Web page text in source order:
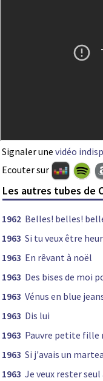
Signaler une vidéo
Ecouter sur
Les autres tubes de
1962 Belles! belles!
1963 Si tu veux être
1963 En rêvant à noël
1963 Des bises de moi
1963 Vénus en blue
1963 Dis lui
1963 Pauvre petite fille
1963 Si j'avais un
1963 Je veux rester